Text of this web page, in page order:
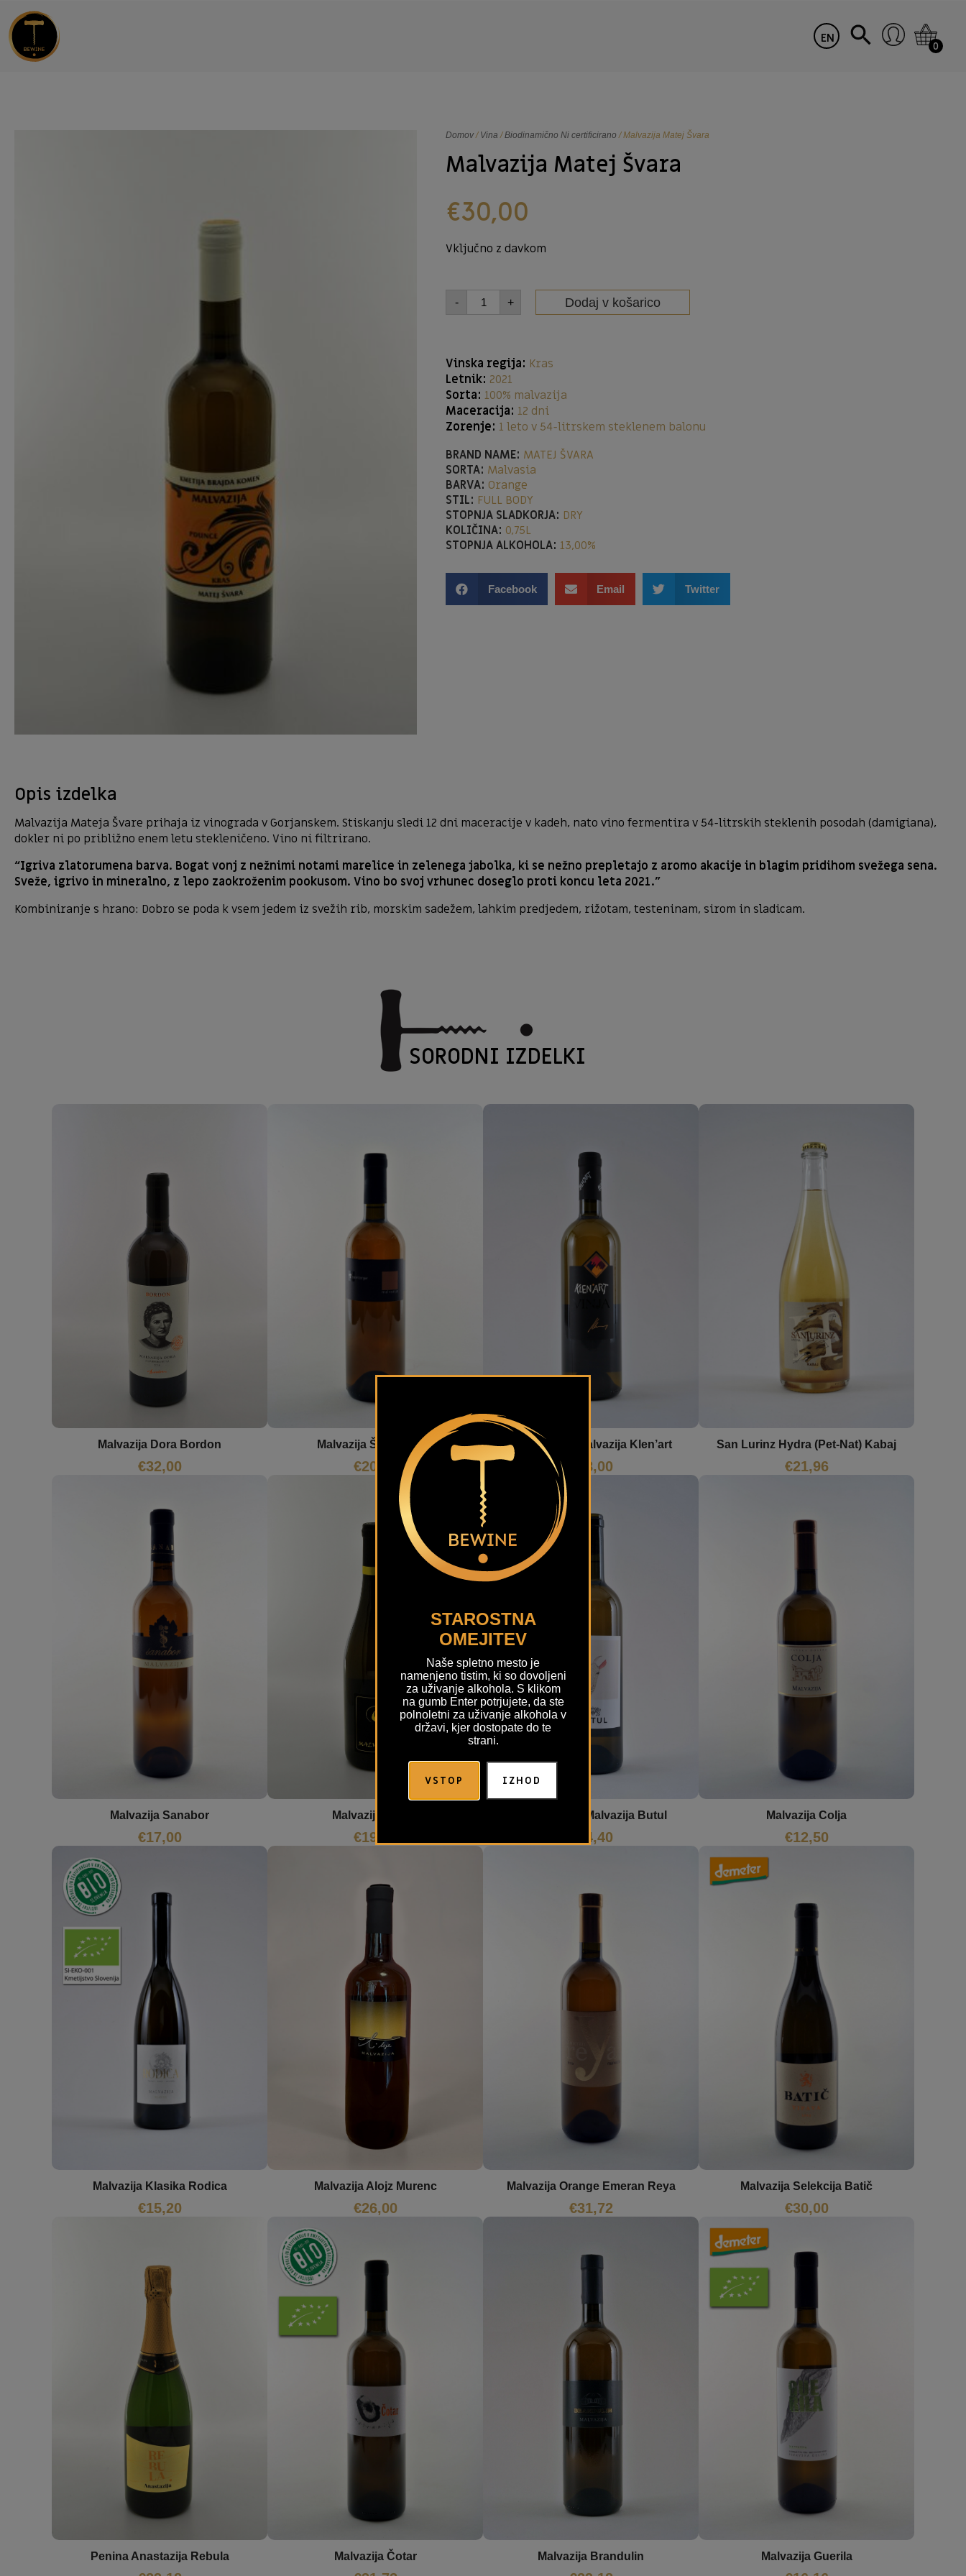
STAROSTNA
OMEJITEV
Naše spletno mesto je
namenjeno tistim, ki so dovoljeni
za uživanje alkohola. S klikom
na gumb Enter potrjujete, da ste
polnoletni za uživanje alkohola v
državi, kjer dostopate do te
strani.
VSTOP IZHOD
EN 0
Domov/ Vina /Biodinamično Ni certificirano / Malvazija Matej Švara
Malvazija Matej Švara
€30,00
Vključno z davkom
- + Dodaj v košarico
Vinska regija: Kras
Letnik: 2021
Sorta: 100% malvazija
Maceracija: 12 dni
Zorenje: 1 leto v 54-litrskem steklenem balonu
BRAND NAME: MATEJ ŠVARA
SORTA: Malvasia
BARVA: Orange
STIL: FULL BODY
STOPNJA SLADKORJA: DRY
KOLIČINA: 0,75L
STOPNJA ALKOHOLA: 13,00%
Facebook Email Twitter
Opis izdelka
Malvazija Mateja Švare prihaja iz vinograda v Gorjanskem. Stiskanju sledi 12 dni maceracije v kadeh, nato vino fermentira v 54-litrskih steklenih posodah (damigiana),
dokler ni po približno enem letu stekleničeno. Vino ni filtrirano.
“Igriva zlatorumena barva. Bogat vonj z nežnimi notami marelice in zelenega jabolka, ki se nežno prepletajo z aromo akacije in blagim pridihom svežega sena.
Sveže, igrivo in mineralno, z lepo zaokroženim pookusom. Vino bo svoj vrhunec doseglo proti koncu leta 2021.”
Kombiniranje s hrano: Dobro se poda k vsem jedem iz svežih rib, morskim sadežem, lahkim predjedem, rižotam, testeninam, sirom in sladicam.
SORODNI IZDELKI
Malvazija Dora Bordon
€32,00
Malvazija Štemberger
€20,00
Istras White Malvazija Klen’art
18,00
San Lurinz Hydra (Pet-Nat) Kabaj
€21,96
Malvazija Sanabor
€17,00
Malvazija Anima
€19,52
Koza Nostra Malvazija Butul
24,40
Malvazija Colja
€12,50
Malvazija Klasika Rodica
€15,20
Malvazija Alojz Murenc
€26,00
Malvazija Orange Emeran Reya
€31,72
Malvazija Selekcija Batič
€30,00
Penina Anastazija Rebula Malvazija Čotar Malvazija Brandulin Malvazija Guerila